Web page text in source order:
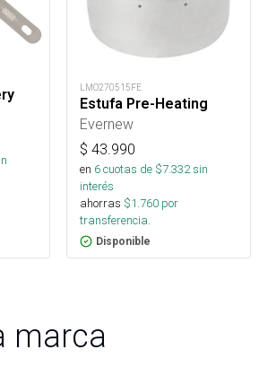
LMO270515FE
Estufa Pre-Heating
Evernew
$ 43.990
en 6cuotas de $7.332sin
interés
ahorras $1.760 por
transferencia.
Disponible
marca